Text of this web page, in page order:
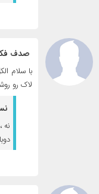
صدف
با سلام
لاک رو